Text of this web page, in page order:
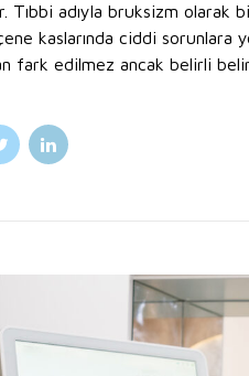
Tıbbi adıyla bruksizm
kaslarında ciddi sorunlara
fark edilmez ancak belirli